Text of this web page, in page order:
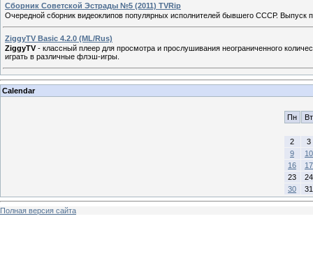
Сборник Советской Эстрады №5 (2011) TVRip
Очередной сборник видеоклипов популярных исполнителей бывшего СССР. Выпуск
ZiggyTV Basic 4.2.0 (ML/Rus)
ZiggyTV- классный плеер для просмотра и прослушивания неограниченного
играть в различные флэш-игры.
Calendar
Пн Вт
2
3
9
10
16
17
23
24
30
31
Полная версия сайта